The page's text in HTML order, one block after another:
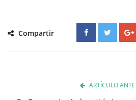
Compartir
ARTÍCULO